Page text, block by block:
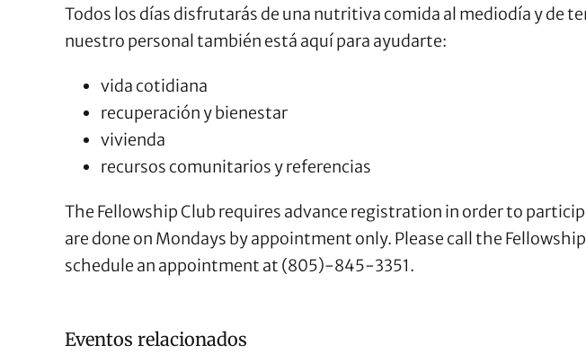
Todos los días disfrutarás de una nutritiva comida al mediodía y de
nuestro personal también está aquí para ayudarte:
vida cotidiana
recuperación y bienestar
vivienda
recursos comunitarios y referencias
The Fellowship Club requires advance registration in order to
are done on Mondays by appointment only. Please call the
schedule an appointment at (805)-845-3351.
Eventos relacionados